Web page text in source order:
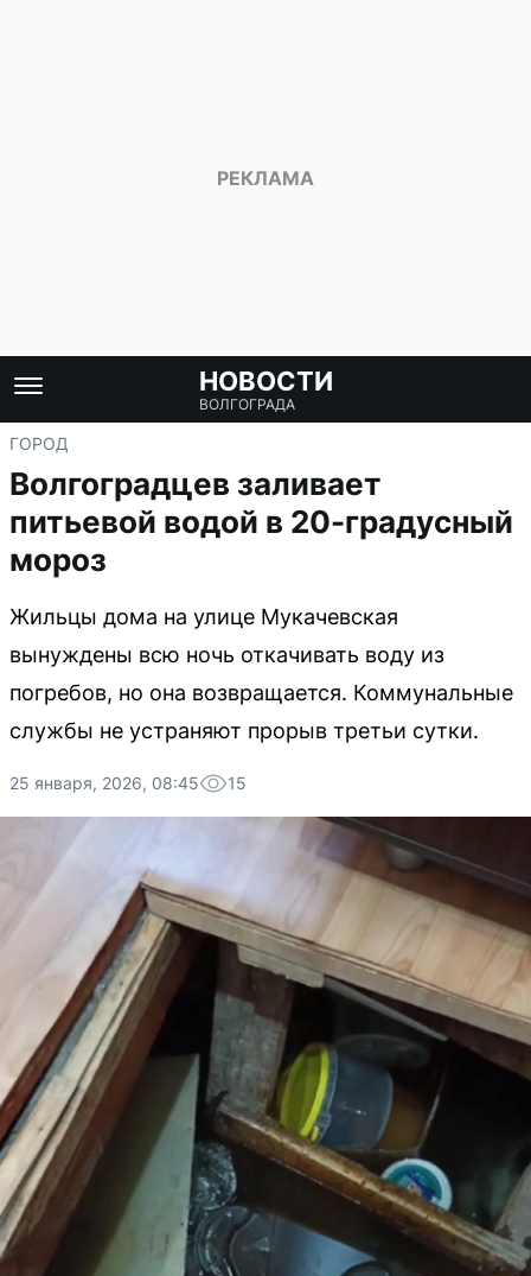
НОВОСТИ
ВОЛГОГРАДА
ГОРОД
Волгоградцев заливает
питьевой водой в 20-градусный
мороз
Жильцы дома на улице Мукачевская
вынуждены всю ночь откачивать воду из
погребов, но она возвращается. Коммунальные
службы не устраняют прорыв третьи сутки.
25 января, 2026, 08:45 15